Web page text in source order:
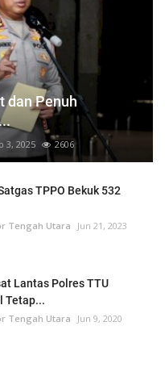
dan Penuh
3, 2025 2606
TPPO Bekuk 532
Tengah Utara
Jun 21, 2023
Lantas Polres TTU
Tetap...
Tengah Utara
Jun 9, 2020